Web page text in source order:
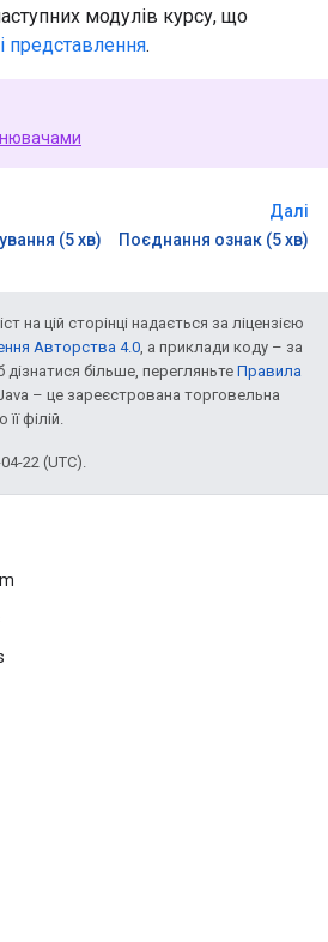
модулів курсу, що
представлення.
(5 хв)
Далі
Поєднання ознак (5 хв)
на цій сторінці надається за ліцензією
Авторства 4.0, а приклади коду – за
більше, перегляньте Правила
– це зареєстрована торговельна
філій.
22 (UTC).